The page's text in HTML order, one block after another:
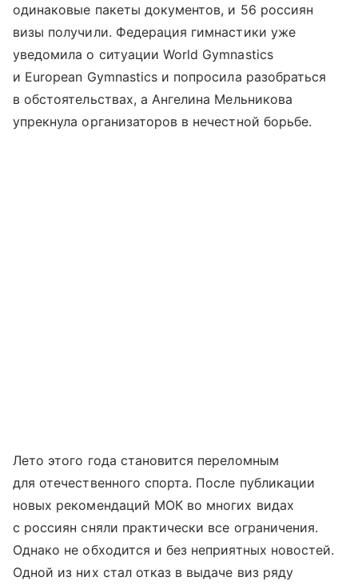
одинаковые пакеты документов, и 56 россиян
визы получили. Федерация гимнастики уже
уведомила о ситуации World Gymnastics
и European Gymnastics и попросила разобраться
в обстоятельствах, а Ангелина Мельникова
упрекнула организаторов в нечестной борьбе.
Лето этого года становится переломным
для отечественного спорта. После публикации
новых рекомендаций МОК во многих видах
с россиян сняли практически все ограничения.
Однако не обходится и без неприятных новостей.
Одной из них стал отказ в выдаче виз ряду